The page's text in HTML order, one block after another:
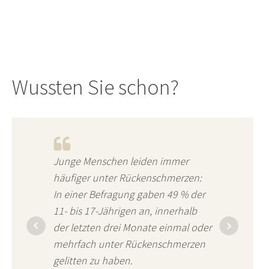
Wussten Sie schon?
Junge Menschen leiden immer
häufiger unter Rückenschmerzen:
In einer Befragung gaben 49 % der
11- bis 17-Jährigen an, innerhalb
der letzten drei Monate einmal oder
mehrfach unter Rückenschmerzen
gelitten zu haben.